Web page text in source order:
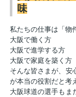
味
私たちの仕事は「物
大阪で働く方
大阪で進学する方
大阪で家庭を築く方
そんな皆さまが、安
が本当の役割だと考
大阪球道の選手もま